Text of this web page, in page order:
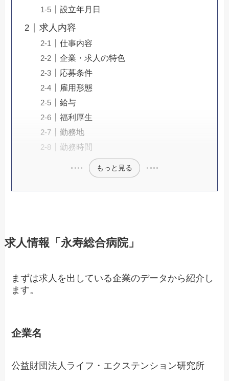
設立年月日
求人内容
仕事内容
企業・求人の特色
応募条件
雇用形態
給与
福利厚生
勤務地
勤務時間
もっと見る
求人情報「永寿総合病院」
まずは求人を出している企業のデータから紹介し
ます。
企業名
公益財団法人ライフ・エクステンション研究所